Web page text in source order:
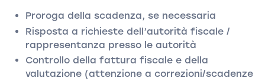
Proroga della scadenza, se necessaria
Risposta a richieste dell’autorità fiscale /
rappresentanza presso le autorità
Controllo della fattura fiscale e della
valutazione (attenzione a correzioni/scadenze